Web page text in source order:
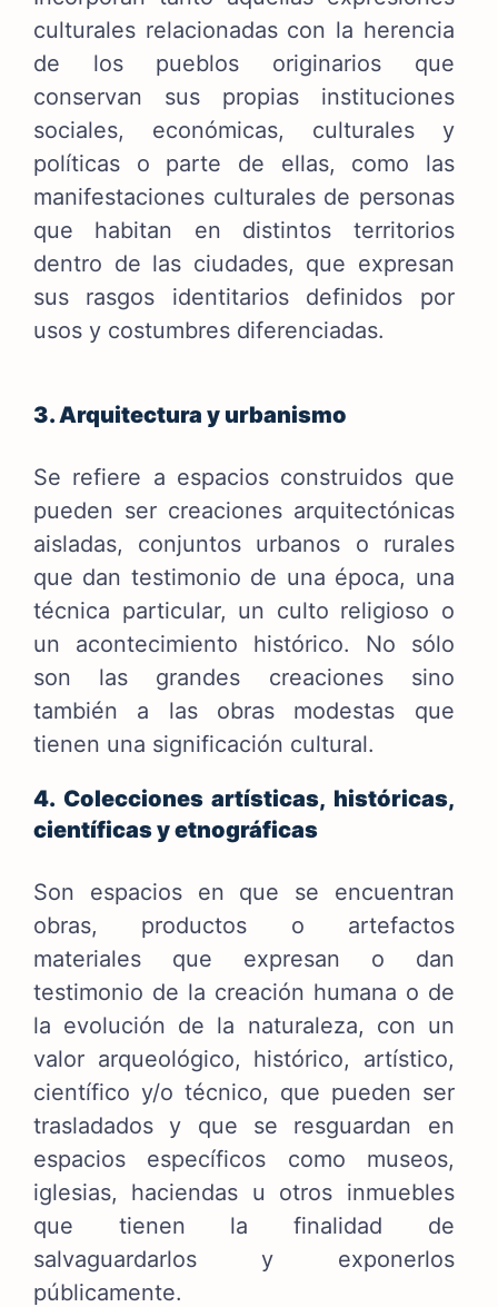
culturales relacionadas con la herencia
de los pueblos originarios que
conservan sus propias instituciones
sociales, económicas, culturales y
políticas o parte de ellas, como las
manifestaciones culturales de personas
que habitan en distintos territorios
dentro de las ciudades, que expresan
sus rasgos identitarios definidos por
usos y costumbres diferenciadas.
3. Arquitectura y urbanismo
Se refiere a espacios construidos que
pueden ser creaciones arquitectónicas
aisladas, conjuntos urbanos o rurales
que dan testimonio de una época, una
técnica particular, un culto religioso o
un acontecimiento histórico. No sólo
son las grandes creaciones sino
también a las obras modestas que
tienen una significación cultural.
4. Colecciones artísticas, históricas,
científicas y etnográficas
Son espacios en que se encuentran
obras, productos o artefactos
materiales que expresan o dan
testimonio de la creación humana o de
la evolución de la naturaleza, con un
valor arqueológico, histórico, artístico,
científico y/o técnico, que pueden ser
trasladados y que se resguardan en
espacios específicos como museos,
iglesias, haciendas u otros inmuebles
que tienen la finalidad de
salvaguardarlos y exponerlos
públicamente.